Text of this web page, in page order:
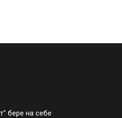
бере на себе